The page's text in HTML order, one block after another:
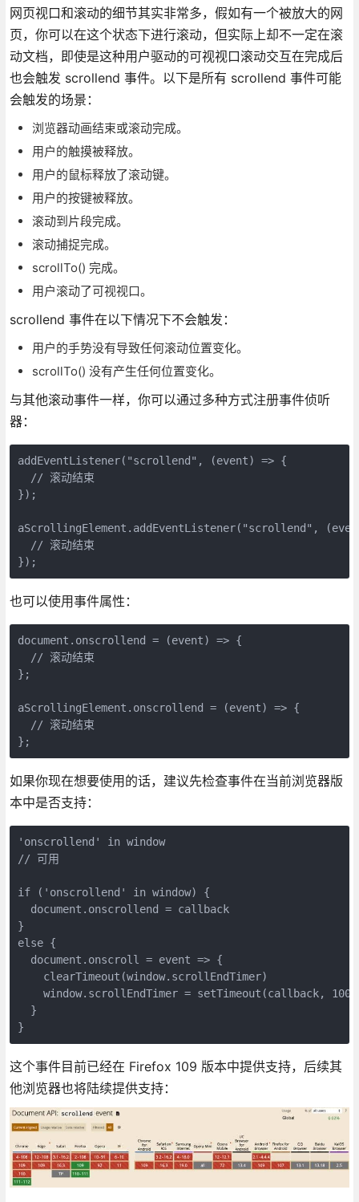
网页视口和滚动的细节其实非常多，假如有一个被放大的网
页，你可以在这个状态下进行滚动，但实际上却不一定在滚
动文档，即使是这种用户驱动的可视视口滚动交互在完成后
也会触发 scrollend 事件。以下是所有 scrollend 事件可能
会触发的场景：
浏览器动画结束或滚动完成。
用户的触摸被释放。
用户的鼠标释放了滚动键。
用户的按键被释放。
滚动到片段完成。
滚动捕捉完成。
scrollTo() 完成。
用户滚动了可视视口。
scrollend 事件在以下情况下不会触发：
用户的手势没有导致任何滚动位置变化。
scrollTo() 没有产生任何位置变化。
与其他滚动事件一样，你可以通过多种方式注册事件侦听
器：
addEventListener("scrollend", (event) => {
  // 滚动结束
});
aScrollingElement.addEventListener("scrollend",
  // 滚动结束
});
也可以使用事件属性：
document.onscrollend = (event) => {
  // 滚动结束
};
aScrollingElement.onscrollend = (event) => {
  // 滚动结束
};
如果你现在想要使用的话，建议先检查事件在当前浏览器版
本中是否支持：
'onscrollend' in window
// 可用
if ('onscrollend' in window) {
  document.onscrollend = callback
}
else {
  document.onscroll = event => {
    clearTimeout(window.scrollEndTimer)
    window.scrollEndTimer = setTimeout(callback, 100)
  }
}
这个事件目前已经在 Firefox 109 版本中提供支持，后续其
他浏览器也将陆续提供支持：